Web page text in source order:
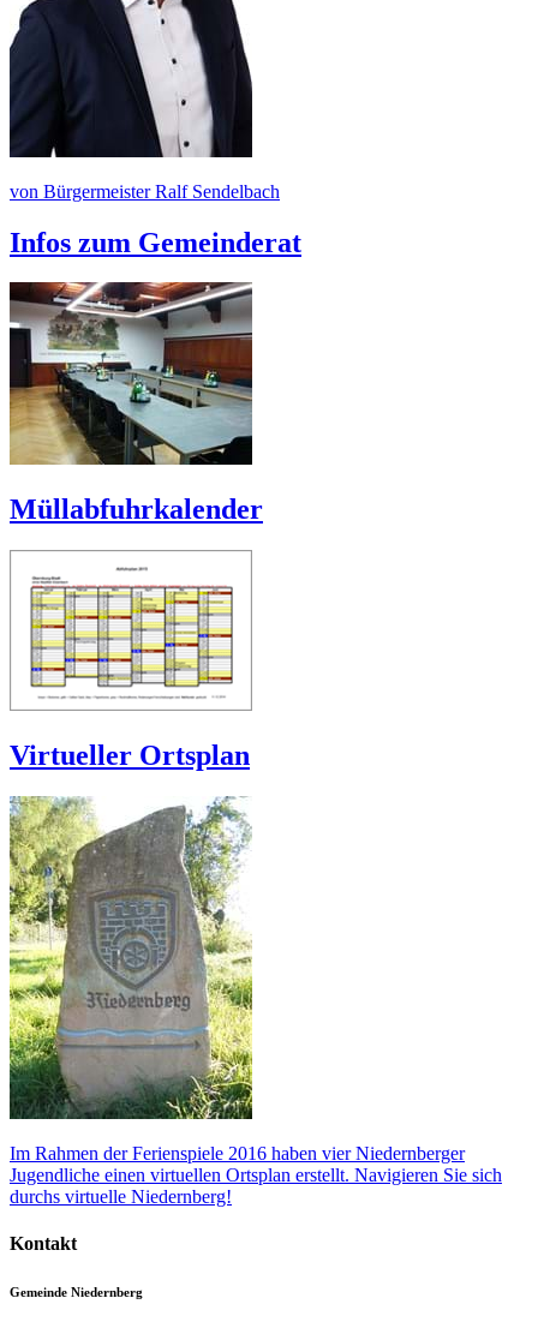
von Bürgermeister Ralf Sendelbach
Infos zum Gemeinderat
Müllabfuhrkalender
Virtueller Ortsplan
Im Rahmen der Ferienspiele 2016 haben vier Niedernberger
Jugendliche einen virtuellen Ortsplan erstellt. Navigieren Sie sich
durchs virtuelle Niedernberg!
Kontakt
Gemeinde Niedernberg